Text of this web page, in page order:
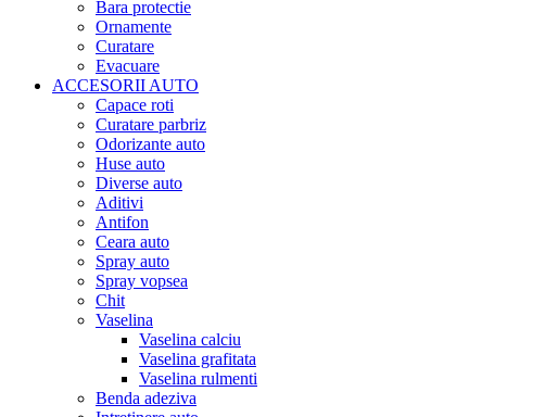
Bara protectie
Ornamente
Curatare
Evacuare
ACCESORII AUTO
Capace roti
Curatare parbriz
Odorizante auto
Huse auto
Diverse auto
Aditivi
Antifon
Ceara auto
Spray auto
Spray vopsea
Chit
Vaselina
Vaselina calciu
Vaselina grafitata
Vaselina rulmenti
Benda adeziva